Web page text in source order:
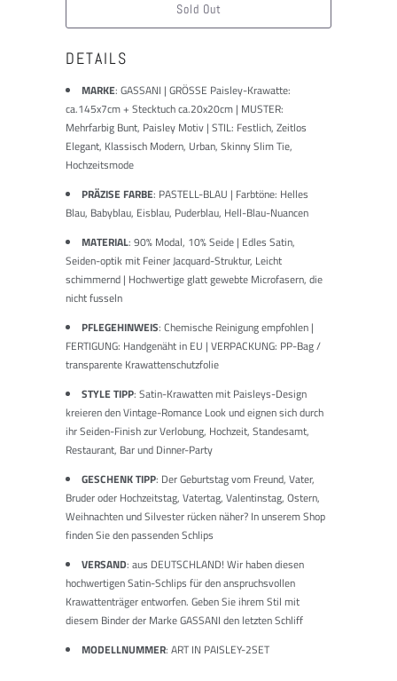
Sold Out
DETAILS
MARKE: GASSANI | GRÖSSE Paisley-Krawatte:
ca.145x7cm + Stecktuch ca.20x20cm | MUSTER:
Mehrfarbig Bunt, Paisley Motiv | STIL: Festlich, Zeitlos
Elegant, Klassisch Modern, Urban, Skinny Slim Tie,
Hochzeitsmode
PRÄZISE FARBE: PASTELL-BLAU | Farbtöne: Helles
Blau, Babyblau, Eisblau, Puderblau, Hell-Blau-Nuancen
MATERIAL: 90% Modal, 10% Seide | Edles Satin,
Seiden-optik mit Feiner Jacquard-Struktur, Leicht
schimmernd | Hochwertige glatt gewebte Microfasern, die
nicht fusseln
PFLEGEHINWEIS: Chemische Reinigung empfohlen |
FERTIGUNG: Handgenäht in EU | VERPACKUNG: PP-Bag /
transparente Krawattenschutzfolie
STYLE TIPP: Satin-Krawatten mit Paisleys-Design
kreieren den Vintage-Romance Look und eignen sich durch
ihr Seiden-Finish zur Verlobung, Hochzeit, Standesamt,
Restaurant, Bar und Dinner-Party
GESCHENK TIPP: Der Geburtstag vom Freund, Vater,
Bruder oder Hochzeitstag, Vatertag, Valentinstag, Ostern,
Weihnachten und Silvester rücken näher? In unserem Shop
finden Sie den passenden Schlips
VERSAND: aus DEUTSCHLAND! Wir haben diesen
hochwertigen Satin-Schlips für den anspruchsvollen
Krawattenträger entworfen. Geben Sie ihrem Stil mit
diesem Binder der Marke GASSANI den letzten Schliff
MODELLNUMMER: ART IN PAISLEY-2SET